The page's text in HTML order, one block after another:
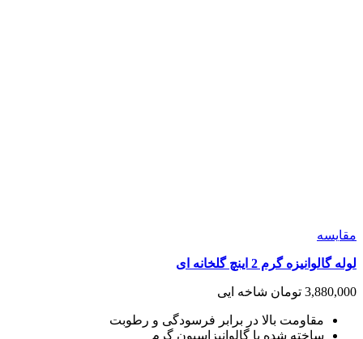
مقايسه
لوله گالوانیزه گرم 2 اینچ گلخانه ای
3,880,000 تومان شاخه ایی
مقاومت بالا در برابر فرسودگی و رطوبت
ساخته شده با گالوانیزاسیون گرم